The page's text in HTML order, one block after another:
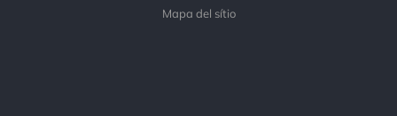
Mapa del sítio